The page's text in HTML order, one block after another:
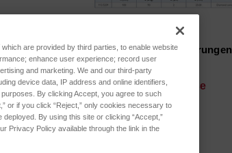
-
Taster fr Miniaturbohrungen
SKU: 112-5209
Anmeldung für Preise
are provided by third parties, to enable website
enhance user experience; record user
and marketing. We and our third-party
device data, IP address and online identifiers,
By clicking Accept, you agree to such
or if you click “Reject,” only cookies necessary to
By using this site or clicking “Accept,”
Privacy Policy available through the link in the